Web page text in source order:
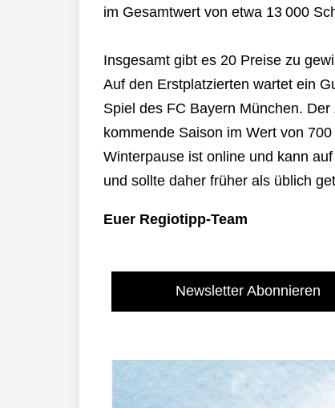
im Gesamtwert von etwa 13 000
Insgesamt gibt es 20 Preise zu
Auf den Erstplatzierten wartet ein
Spiel des FC Bayern München.
kommende Saison im Wert von
Winterpause ist online und kann
und sollte daher früher als üblich
Euer Regiotipp-Team
Newsletter Abonnieren